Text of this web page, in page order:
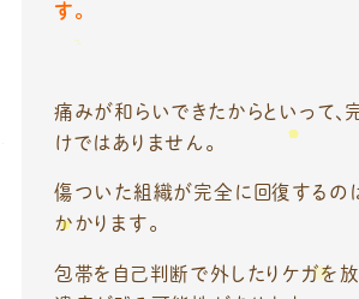
す。
痛みが和らいできたからといって、
けではありません。
傷ついた組織が完全に回復するの
かかります。
包帯を自己判断で外したりケガを放